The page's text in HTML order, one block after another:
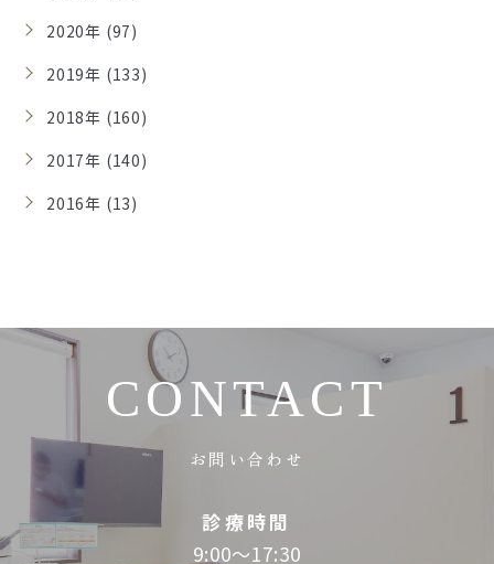
2020年 (97)
2019年 (133)
2018年 (160)
2017年 (140)
2016年 (13)
CONTACT
お問い合わせ
診療時間
9:00～17:30